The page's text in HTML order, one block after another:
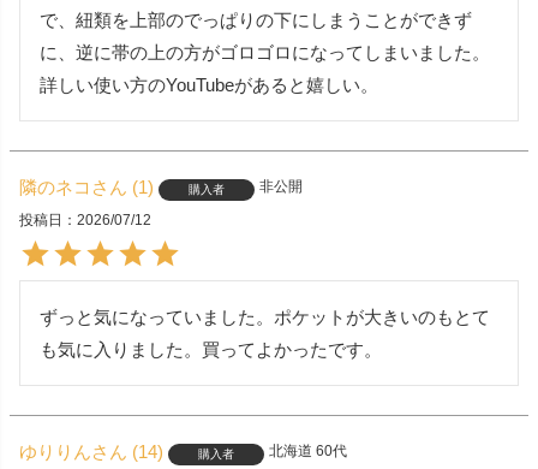
で、紐類を上部のでっぱりの下にしまうことができず
に、逆に帯の上の方がゴロゴロになってしまいました。
詳しい使い方のYouTubeがあると嬉しい。
隣のネコ 1 購入者
非公開
投稿日
2026/07/12
ずっと気になっていました。ポケットが大きいのもとて
も気に入りました。買ってよかったです。
ゆりりん 14 購入者 北海道 60代